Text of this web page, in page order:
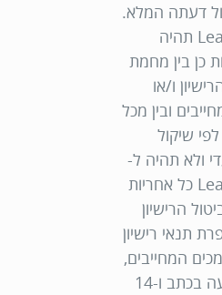
דעתה המלא.
LeadManager תהיה
כן בין מחמת
ו/או
ובין מכל
שיקול
ולא תהיה ל-
LeadManager כל אחריות
הרישיון
תנאי רישיון
המחייבים,
ייעשה בהודעה בכתב ו-14